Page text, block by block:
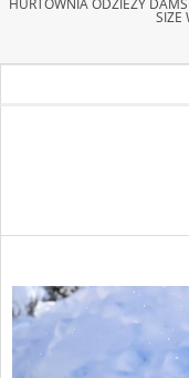
HURTOWNIA ODZIEŻY
SIZE